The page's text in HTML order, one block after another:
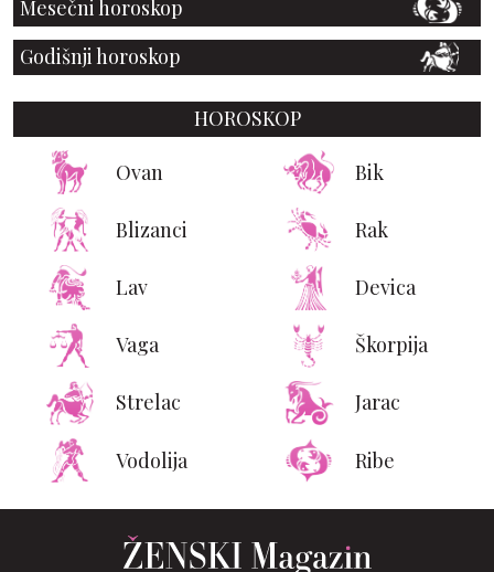
Mesečni horoskop
Godišnji horoskop
HOROSKOP
Ovan Bik
Blizanci Rak
Lav Devica
Vaga Škorpija
Strelac Jarac
Vodolija Ribe